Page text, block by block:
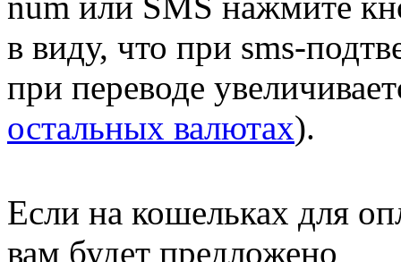
в виду, что при sms-
при переводе
остальных валютах).
Если на кошельках для
вам будет предложено